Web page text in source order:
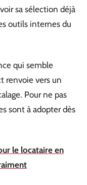
sa sélection déjà
outils internes du
qui semble
renvoie vers un
Pour ne pas
sont à adopter dès
le locataire en